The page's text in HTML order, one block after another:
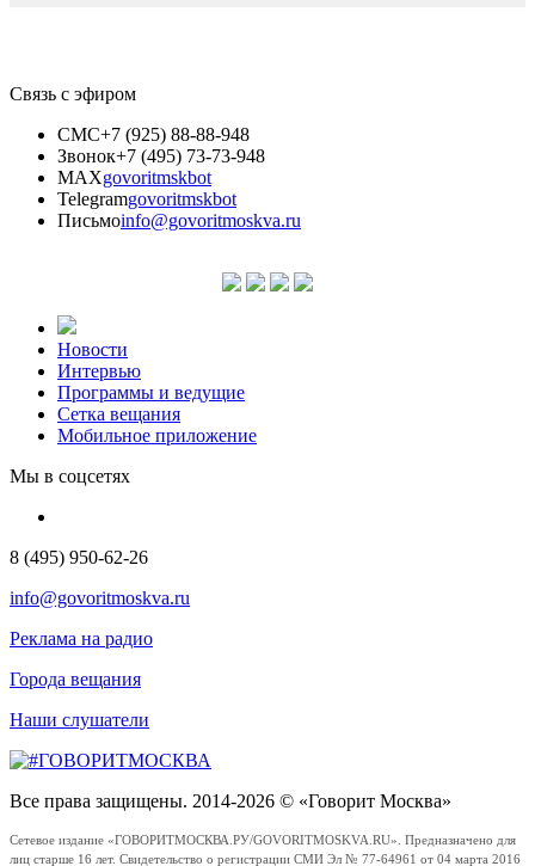
Связь с эфиром
СМС+7 (925) 88-88-948
Звонок+7 (495) 73-73-948
MAXgovoritmskbot
Telegramgovoritmskbot
Письмоinfo@govoritmoskva.ru
Новости
Интервью
Программы и ведущие
Сетка вещания
Мобильное приложение
Мы в соцсетях
8 (495) 950-62-26
info@govoritmoskva.ru
Реклама на радио
Города вещания
Наши слушатели
Все права защищены. 2014-2026 © «Говорит Москва»
Сетевое издание «ГОВОРИТМОСКВА.РУ/GOVORITMOSKVA.RU». Предназначено для
лиц старше 16 лет. Свидетельство о регистрации СМИ Эл № 77-64961 от 04 марта 2016